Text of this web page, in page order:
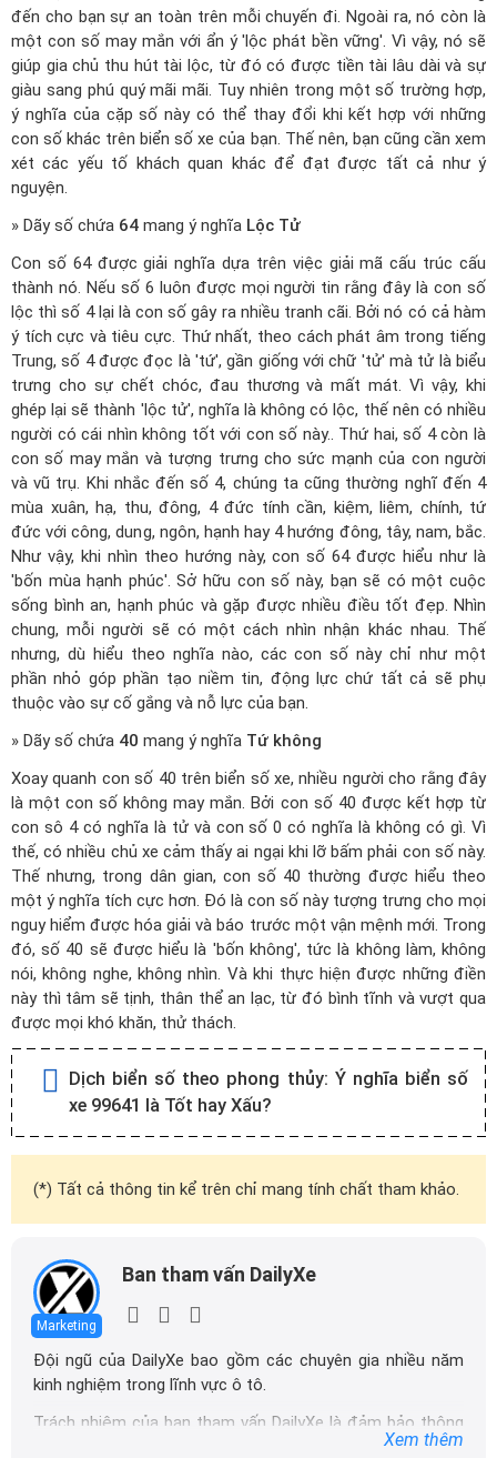
đến cho bạn sự an toàn trên mỗi chuyến đi. Ngoài ra, nó còn là
một con số may mắn với ẩn ý 'lộc phát bền vững'. Vì vậy, nó sẽ
giúp gia chủ thu hút tài lộc, từ đó có được tiền tài lâu dài và sự
giàu sang phú quý mãi mãi. Tuy nhiên trong một số trường hợp,
ý nghĩa của cặp số này có thể thay đổi khi kết hợp với những
con số khác trên biển số xe của bạn. Thế nên, bạn cũng cần xem
xét các yếu tố khách quan khác để đạt được tất cả như ý
nguyện.
» Dãy số chứa 64 mang ý nghĩa Lộc Tử
Con số 64 được giải nghĩa dựa trên việc giải mã cấu trúc cấu
thành nó. Nếu số 6 luôn được mọi người tin rằng đây là con số
lộc thì số 4 lại là con số gây ra nhiều tranh cãi. Bởi nó có cả hàm
ý tích cực và tiêu cực. Thứ nhất, theo cách phát âm trong tiếng
Trung, số 4 được đọc là 'tứ', gần giống với chữ 'tử' mà tử là biểu
trưng cho sự chết chóc, đau thương và mất mát. Vì vậy, khi
ghép lại sẽ thành 'lộc tử', nghĩa là không có lộc, thế nên có nhiều
người có cái nhìn không tốt với con số này.. Thứ hai, số 4 còn là
con số may mắn và tượng trưng cho sức mạnh của con người
và vũ trụ. Khi nhắc đến số 4, chúng ta cũng thường nghĩ đến 4
mùa xuân, hạ, thu, đông, 4 đức tính cần, kiệm, liêm, chính, tứ
đức với công, dung, ngôn, hạnh hay 4 hướng đông, tây, nam, bắc.
Như vậy, khi nhìn theo hướng này, con số 64 được hiểu như là
'bốn mùa hạnh phúc'. Sở hữu con số này, bạn sẽ có một cuộc
sống bình an, hạnh phúc và gặp được nhiều điều tốt đẹp. Nhìn
chung, mỗi người sẽ có một cách nhìn nhận khác nhau. Thế
nhưng, dù hiểu theo nghĩa nào, các con số này chỉ như một
phần nhỏ góp phần tạo niềm tin, động lực chứ tất cả sẽ phụ
thuộc vào sự cố gắng và nỗ lực của bạn.
» Dãy số chứa 40 mang ý nghĩa Tứ không
Xoay quanh con số 40 trên biển số xe, nhiều người cho rằng đây
là một con số không may mắn. Bởi con số 40 được kết hợp từ
con sô 4 có nghĩa là tử và con số 0 có nghĩa là không có gì. Vì
thế, có nhiều chủ xe cảm thấy ai ngại khi lỡ bấm phải con số này.
Thế nhưng, trong dân gian, con số 40 thường được hiểu theo
một ý nghĩa tích cực hơn. Đó là con số này tượng trưng cho mọi
nguy hiểm được hóa giải và báo trước một vận mệnh mới. Trong
đó, số 40 sẽ được hiểu là 'bốn không', tức là không làm, không
nói, không nghe, không nhìn. Và khi thực hiện được những điền
này thì tâm sẽ tịnh, thân thể an lạc, từ đó bình tĩnh và vượt qua
được mọi khó khăn, thử thách.
Dịch biển số theo phong thủy: Ý nghĩa biển số
xe 99641 là Tốt hay Xấu?
(*) Tất cả thông tin kể trên chỉ mang tính chất tham khảo.
Marketing
Ban tham vấn DailyXe
Đội ngũ của DailyXe bao gồm các chuyên gia nhiều năm
kinh nghiệm trong lĩnh vực ô tô.
Trách nhiệm của ban tham vấn DailyXe là đảm bảo thông
tin chính xác được đăng tải trên dailyxe.com.vn, thường
Xem thêm